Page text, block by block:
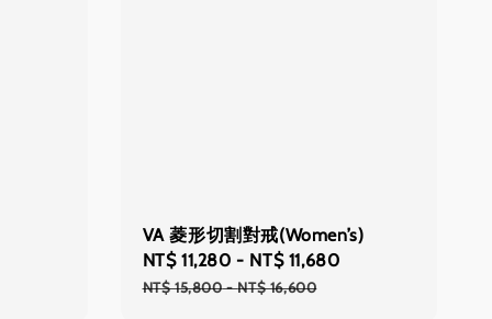
VA 菱形切割對戒(Women’s)
Sale
price
NT$ 11,280 - NT$ 11,680
NT$ 15,800-NT$ 16,600